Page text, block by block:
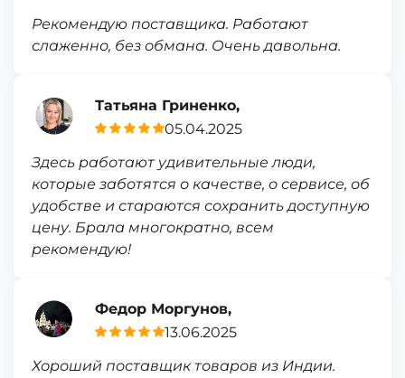
Рекомендую поставщика. Работают
слаженно, без обмана. Очень давольна.
Татьяна Гриненко,
05.04.2025
Здесь работают удивительные люди,
которые заботятся о качестве, о сервисе, об
удобстве и стараются сохранить доступную
цену. Брала многократно, всем
рекомендую!
Федор Моргунов,
13.06.2025
Хороший поставщик товаров из Индии.